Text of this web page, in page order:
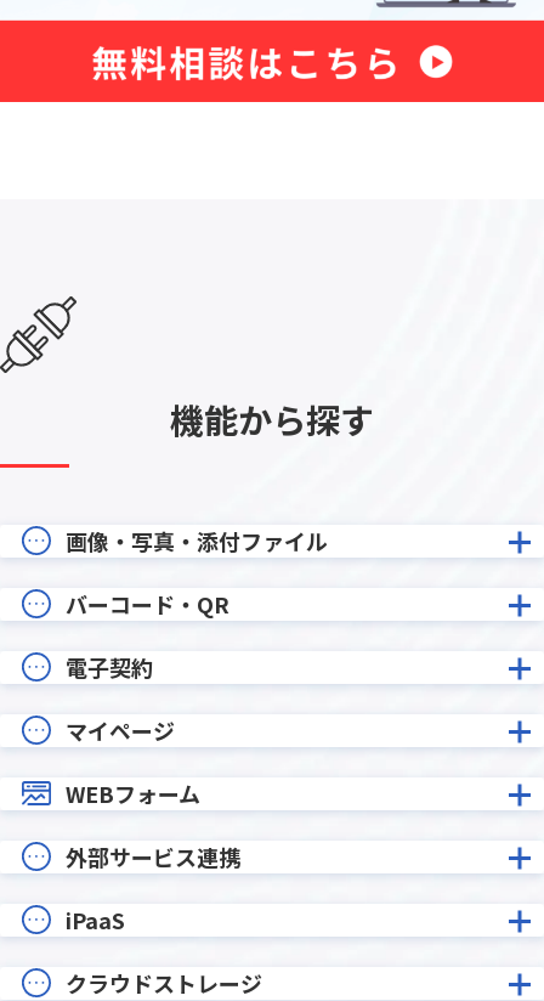
機能から探す
画像・写真・添付ファイル
バーコード・QR
電子契約
マイページ
WEBフォーム
外部サービス連携
iPaaS
クラウドストレージ